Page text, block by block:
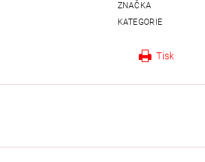
ZNAČKA
KATEGORIE
Tisk